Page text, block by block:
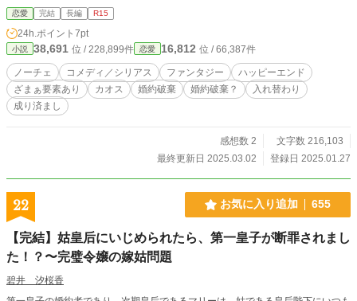
レーニアには何の気持ちもなかったが、流石にどうなっているのか聞きに王都に
行きました。 ただ事情を聞きに行っただけのつもりのレーニアはその後、王女
と入れ替わったり、脳内友人になったり、王妃にならないかと誘われたり、婚約
破棄されたり、女王にならないかと言われたりと、自分の周りの状況を聞きたい
だけなのに、色々巻き込まれます。根底はシリアスなのですが、主人公の言動と
濃い人々によってたまにカオスになっております。 （プロット完成済みです
が、書いている途中で大幅に変えるかもしれないので内容説明は省略していま
す。本文が進んだために内容紹介は更新しております） シリアスとコメディが
恋愛 完結 長編 R15
24h.ポイント 7pt
小説 38,691 位 / 228,899件 恋愛 16,812 位 / 66,387件
ノーチェ コメディ／シリアス ファンタジー
ハッピーエンド
ざまぁ要素あり
カオス 婚約破棄 婚約破棄？
入れ替わり
成り済まし
感想数 2
文字数 216,103
最終更新日 2025.03.02
登録日 2025.01.27
22 お気に入り追加 655
【完結】姑皇后にいじめられたら、第一皇子が断罪されまし
た！？〜完璧令嬢の嫁姑問題
碧井 汐桜香